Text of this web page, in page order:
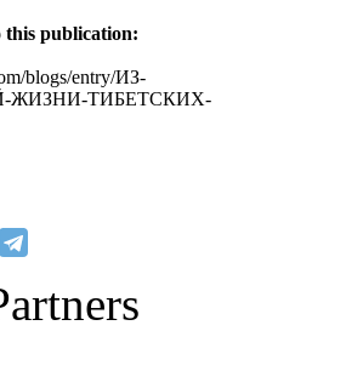
this publication:
blogs/entry/ИЗ-
ЖИЗНИ-ТИБЕТСКИХ-